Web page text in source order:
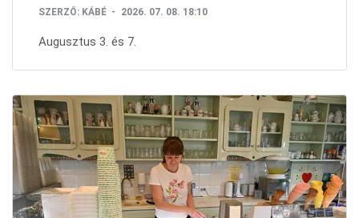
SZERZŐ: KÁBÉ 2026. 07. 08. 18:10
Augusztus 3. és 7.